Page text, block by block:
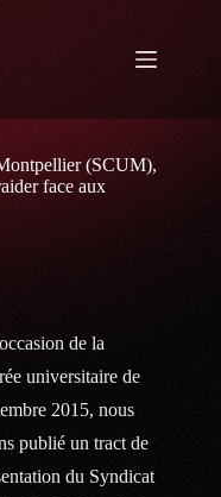
(SCUM),
face aux
de la
universitaire de
2015, nous
publié un tract de
du Syndicat